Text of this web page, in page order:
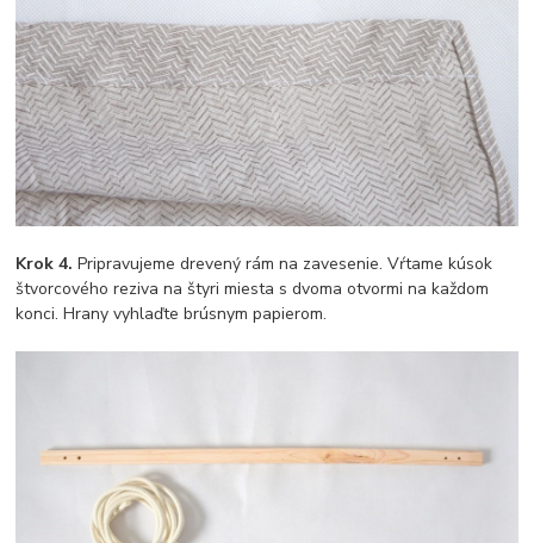
Krok 4.Pripravujeme drevený rám na zavesenie. Vŕtame kúsok
štvorcového reziva na štyri miesta s dvoma otvormi na každom
konci. Hrany vyhlaďte brúsnym papierom.